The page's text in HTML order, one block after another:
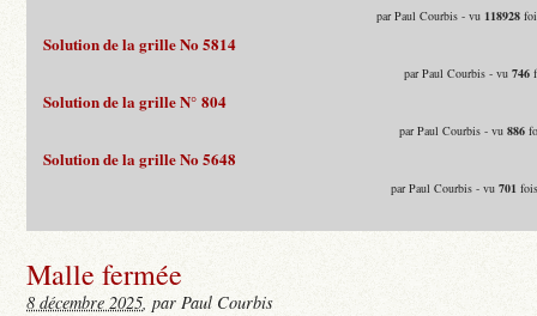
par Paul Courbis - vu 118928
Solution de la grille No 5814
par Paul Courbis - vu746
Solution de la grille N° 804
par Paul Courbis - vu886
Solution de la grille No 5648
par Paul Courbis - vu701
Malle fermée
8 décembre 2025, par Paul Courbis